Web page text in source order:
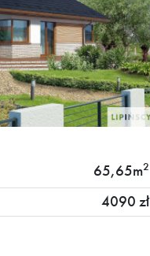
65,65m2
4090 zł